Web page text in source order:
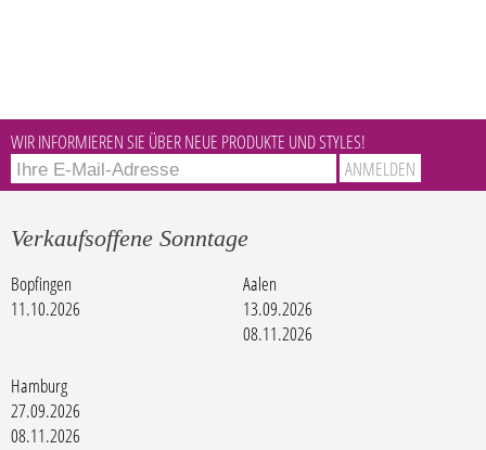
WIR INFORMIEREN SIE ÜBER NEUE PRODUKTE UND STYLES!
Verkaufsoffene Sonntage
Bopfingen
11.10.2026
Aalen
13.09.2026
08.11.2026
Hamburg
27.09.2026
08.11.2026